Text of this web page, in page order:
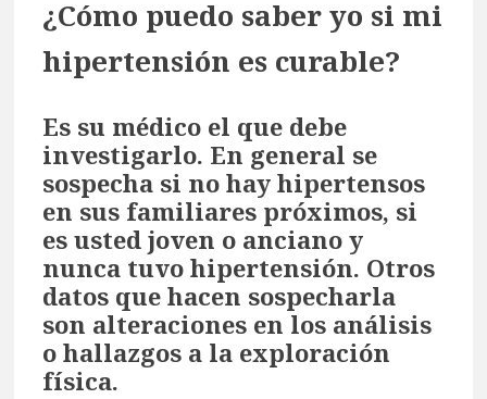
¿Cómo puedo saber yo si mi
hipertensión es curable?
Es su médico el que debe
investigarlo. En general se
sospecha si no hay hipertensos
en sus familiares próximos, si
es usted joven o anciano y
nunca tuvo hipertensión. Otros
datos que hacen sospecharla
son alteraciones en los análisis
o hallazgos a la exploración
física.